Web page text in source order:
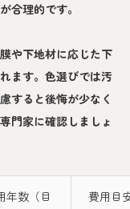
合理的です。
や下地材に応じた下
ます。色選びでは汚
すると後悔が少なく
門家に確認しましょ
年数（目
費用目